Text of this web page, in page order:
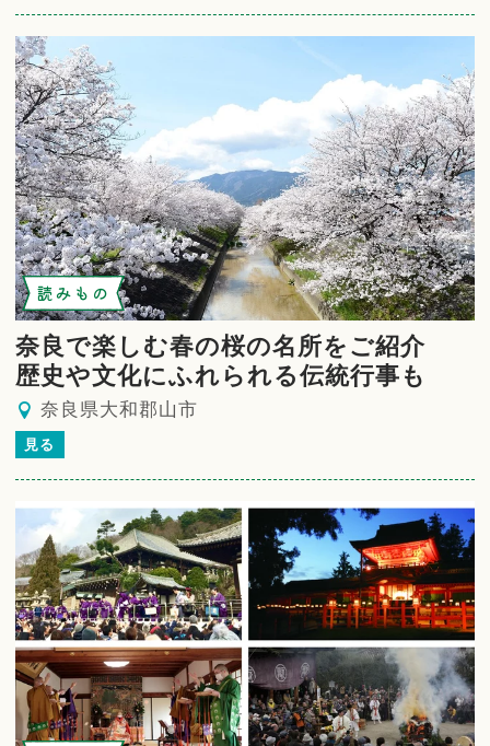
読みもの
奈良で楽しむ春の桜の名所をご紹介
歴史や文化にふれられる伝統行事も
奈良県大和郡山市
見る